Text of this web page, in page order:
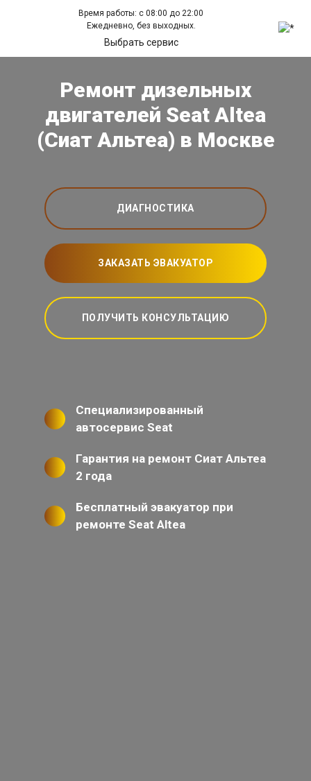
Время работы: с 08:00 до 22:00
Ежедневно, без выходных.
Выбрать сервис
Ремонт дизельных
двигателей Seat Altea
(Сиат Альтеа) в Москве
ДИАГНОСТИКА
ЗАКАЗАТЬ ЭВАКУАТОР
ПОЛУЧИТЬ КОНСУЛЬТАЦИЮ
Специализированный
автосервис Seat
Гарантия на ремонт Сиат Альтеа
2 года
Бесплатный эвакуатор при
ремонте Seat Altea